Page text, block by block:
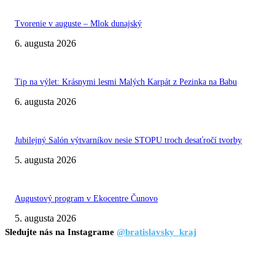
Tvorenie v auguste – Mlok dunajský
6. augusta 2026
Tip na výlet: Krásnymi lesmi Malých Karpát z Pezinka na Babu
6. augusta 2026
Jubilejný Salón výtvarníkov nesie STOPU troch desaťročí tvorby
5. augusta 2026
Augustový program v Ekocentre Čunovo
5. augusta 2026
Sledujte nás na Instagrame @bratislavsky_kraj